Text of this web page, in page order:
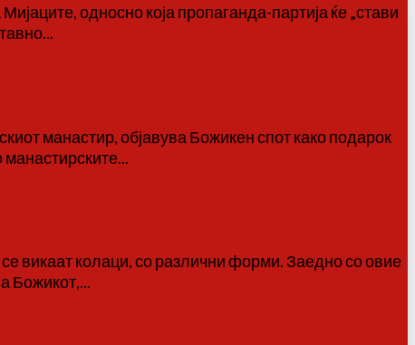
односно која пропаганда-партија ќе „стави
манастир, објавува Божикен спот како подарок
викаат колаци, со различни форми. Заедно со овие
Божикот,...